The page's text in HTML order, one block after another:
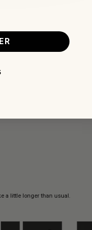
a little longer than usual.